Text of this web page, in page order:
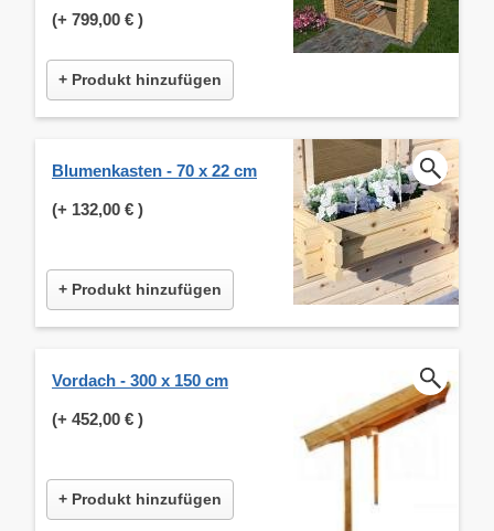
(+ 799,00 € )
+ Produkt hinzufügen
Blumenkasten - 70 x 22 cm
(+ 132,00 € )
+ Produkt hinzufügen
Vordach - 300 x 150 cm
(+ 452,00 € )
+ Produkt hinzufügen